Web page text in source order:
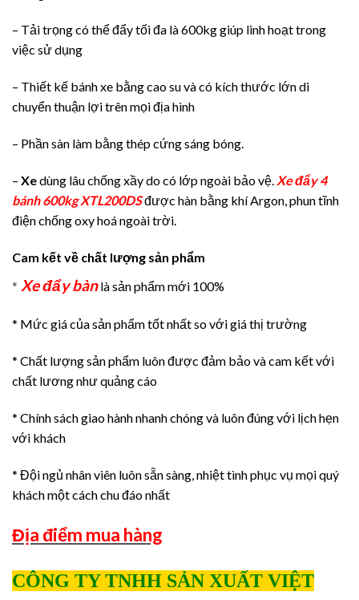
– Tải trọng có thể đẩy tối đa là 600kg giúp linh hoạt trong
việc sử dụng
– Thiết kế bánh xe bằng cao su và có kích thước lớn di
chuyển thuận lợi trên mọi địa hình
– Phần sàn làm bằng thép cứng sáng bóng.
– Xedùng lâu chống xầy do có lớp ngoài bảo vệ. Xe đẩy 4
bánh 600kg XTL200DSđược hàn bằng khí Argon, phun tĩnh
điện chống oxy hoá ngoài trời.
Cam kết về chất lượng sản phẩm
* Xe đẩy bànlà sản phẩm mới 100%
* Mức giá của sản phẩm tốt nhất so với giá thị trường
* Chất lượng sản phẩm luôn được đảm bảo và cam kết với
chất lương như quảng cáo
* Chính sách giao hành nhanh chóng và luôn đúng với lịch hẹn
với khách
* Đội ngủ nhân viên luôn sẵn sàng, nhiệt tình phục vụ mọi quý
khách một cách chu đáo nhất
Địa điểm mua hàng
CÔNG TY TNHH SẢN XUẤT VIỆT